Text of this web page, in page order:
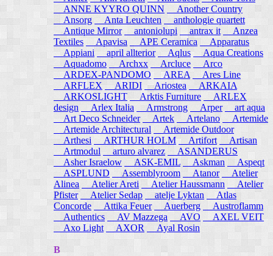
ANNE KYYRO QUINN
Another Country
Ansorg
Anta Leuchten
anthologie quartett
Antique Mirror
antoniolupi antrax it
Anzea
Textiles
Apavisa APE Ceramica
Apparatus
Appiani
april allterior Aqlus Aqua Creations
Aquadomo
Archxx Arcluce
Arco
ARDEX-PANDOMO
AREA
Ares Line
ARFLEX
ARIDI Ariostea
ARKAIA
ARKOSLIGHT
Arktis Furniture
ARLEX
design
Arlex Italia Armstrong Arper
art aqua
Art Deco Schneider
Artek Artelano
Artemide
Artemide Architectural
Artemide Outdoor
Arthesi
ARTHUR HOLM Artifort
Artisan
Artmodul
arturo alvarez
ASANDERUS
Asher Israelow
ASK-EMIL Askman
Aspeqt
ASPLUND
Assemblyroom Atanor
Atelier
Alinea
Atelier Areti Atelier Haussmann
Atelier
Pfister
Atelier Sedap atelje Lyktan
Atlas
Concorde
Attika Feuer Auerberg
Austroflamm
Authentics
AV Mazzega AVO
AXEL VEIT
Axo Light
AXOR Ayal Rosin
B